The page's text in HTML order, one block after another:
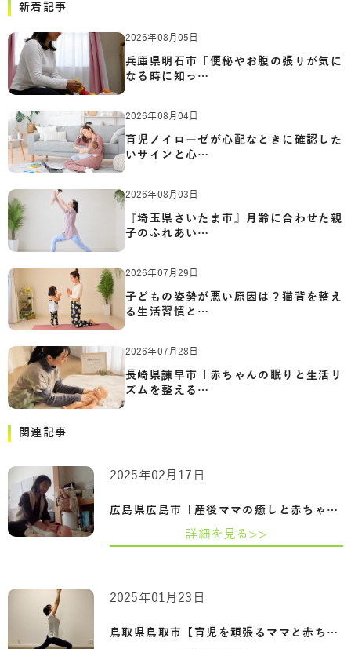
新着記事
2026年08月05日
兵庫県明石市「便秘やお腹の張りが気に
なる時に知っ…
2026年08月04日
育児ノイローゼが心配なときに確認した
いサインと心…
2026年08月03日
『埼玉県さいたま市』月齢に合わせた親
子のふれあい…
2026年07月29日
子どもの姿勢が悪い原因は？猫背を整え
る生活習慣と…
2026年07月28日
長崎県諫早市「赤ちゃんの眠りと生活リ
ズムを整える…
関連記事
広島県広島市「産後ママの癒しと赤ちゃん…
2025年02月17日
詳細を見る>>
鳥取県鳥取市【育児を頑張るママと赤ちゃ…
2025年01月23日